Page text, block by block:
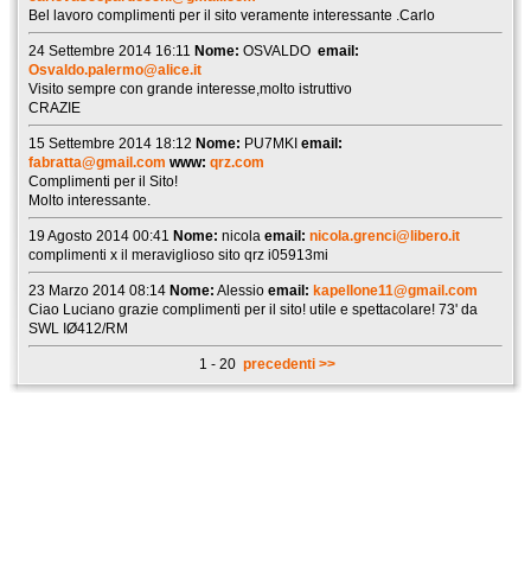
Bel lavoro complimenti per il sito veramente interessante .Carlo
24 Settembre 2014 16:11 Nome: OSVALDO email:
Osvaldo.palermo@alice.it
Visito sempre con grande interesse,molto istruttivo
CRAZIE
15 Settembre 2014 18:12 Nome: PU7MKI email:
fabratta@gmail.com www: qrz.com
Complimenti per il Sito!
Molto interessante.
19 Agosto 2014 00:41 Nome: nicola email: nicola.grenci@libero.it
complimenti x il meraviglioso sito qrz i05913mi
23 Marzo 2014 08:14 Nome: Alessio email: kapellone11@gmail.com
Ciao Luciano grazie complimenti per il sito! utile e spettacolare! 73' da
SWL IØ412/RM
1 - 20 precedenti >>